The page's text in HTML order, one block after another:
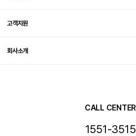
고객지원
회사소개
CALL CENTER
1551-3515